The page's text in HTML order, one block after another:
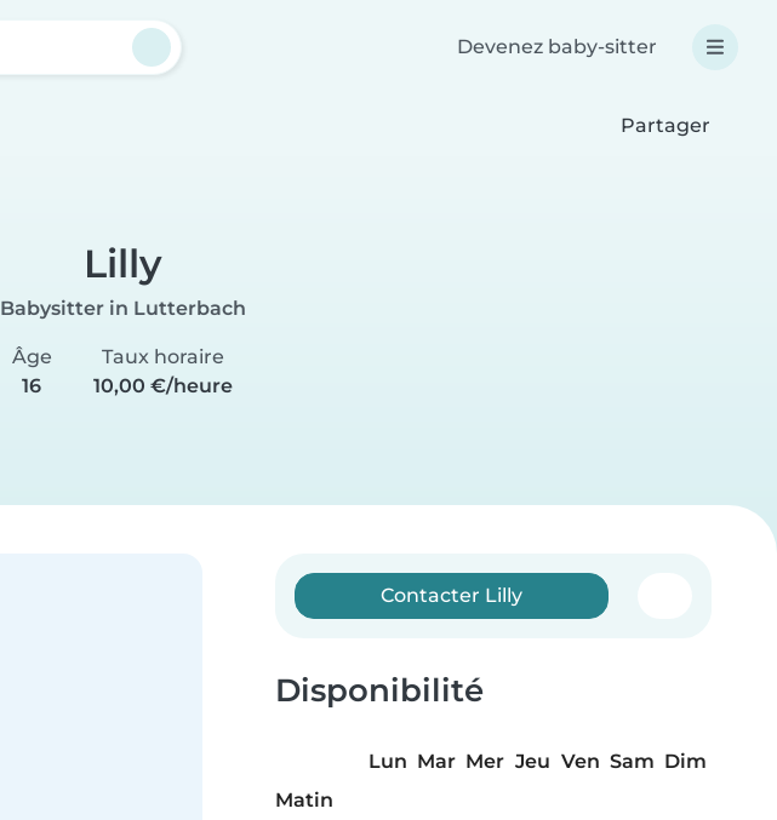
Devenez baby-sitter
Partager
Lilly
Babysitter in Lutterbach
Âge
16
Taux horaire
10,00 €/heure
Contacter Lilly
Disponibilité
Lun Mar Mer Jeu Ven Sam Dim
Matin